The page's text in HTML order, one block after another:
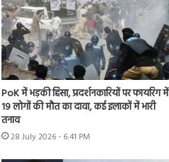
PoK में भड़की हिंसा, प्रदर्शनकारियों पर फायरिंग में
19 लोगों की मौत का दावा, कई इलाकों में भारी
तनाव
28 July 2026 - 6:41 PM